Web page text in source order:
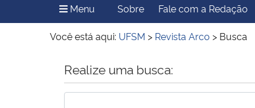
Ministério do Meio Ambiente Ministério do Turismo
Menu Menu Principal do Sítio
Sobre Fale com a Redação
Você está aqui: UFSM > Revista Arco > Busca
Início do conteúdo
Realize uma busca: